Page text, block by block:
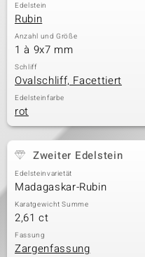
Edelstein
Rubin
Anzahl und Größe
1 à 9x7 mm
Schliff
Ovalschliff, Facettiert
Edelsteinfarbe
rot
Zweiter Edelstein
Edelsteinvarietät
Madagaskar-Rubin
Karatgewicht Summe
2,61 ct
Fassung
Zargenfassung